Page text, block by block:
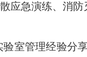
应急演练、消防
室管理经验分